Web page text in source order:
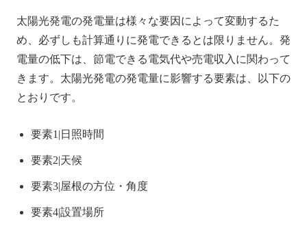
太陽光発電の発電量は様々な要因によって変動するた
め、必ずしも計算通りに発電できるとは限りません。発
電量の低下は、節電できる電気代や売電収入に関わって
きます。太陽光発電の発電量に影響する要素は、以下の
とおりです。
要素1|日照時間
要素2|天候
要素3|屋根の方位・角度
要素4|設置場所